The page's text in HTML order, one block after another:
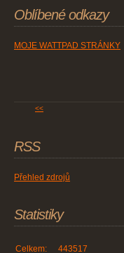
Oblíbené odkazy
MOJE WATTPAD STRÁNKY
<<
RSS
Přehled zdrojů
Statistiky
Celkem: 443517